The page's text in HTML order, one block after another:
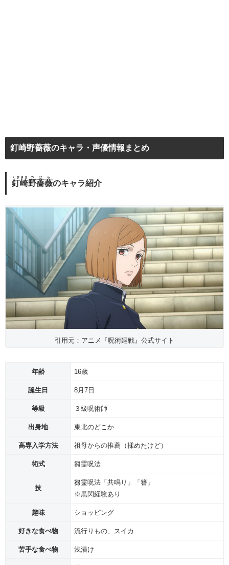
釘崎野薔薇のキャラ・声優情報まとめ
釘崎
くぎさき
野薔薇
のばら
のキャラ紹介
引用元：アニメ『呪術廻戦』公式サイト
年齢 16歳
誕生日 8月7日
等級 ３級呪術師
出身地 東北のどこか
高専入学方法 祖母からの推薦（揉めたけど）
術式 芻霊呪法
技
芻霊呪法「共鳴り」「簪」
※黒閃経験あり
趣味 ショッピング
好きな食べ物 流行りもの、スイカ
苦手な食べ物 浅漬け